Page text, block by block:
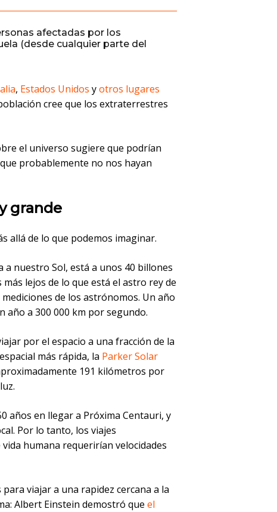
afectadas por los
(desde cualquier parte del
, Estados Unidos yotros lugares
cree que los extraterrestres
el universo sugiere que podrían
probablemente no nos hayan
grande
allá de lo que podemos imaginar.
a nuestro Sol, está a unos 40 billones
lejos de lo que está el astro rey de
de los astrónomos. Un año
año a 300 000 km por segundo.
por el espacio a una fracción de la
más rápida, la Parker Solar
191 kilómetros por
años en llegar a Próxima Centauri, y
Por lo tanto, los viajes
humana requerirían velocidades
viajar a una rapidez cercana a la
Albert Einstein demostró que el